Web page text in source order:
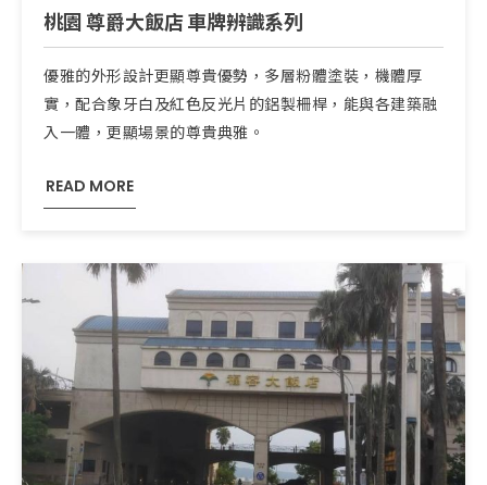
桃園 尊爵大飯店 車牌辨識系列
優雅的外形設計更顯尊貴優勢，多層粉體塗裝，機體厚
實，配合象牙白及紅色反光片的鋁製柵桿，能與各建築融
入一體，更顯場景的尊貴典雅。
READ MORE